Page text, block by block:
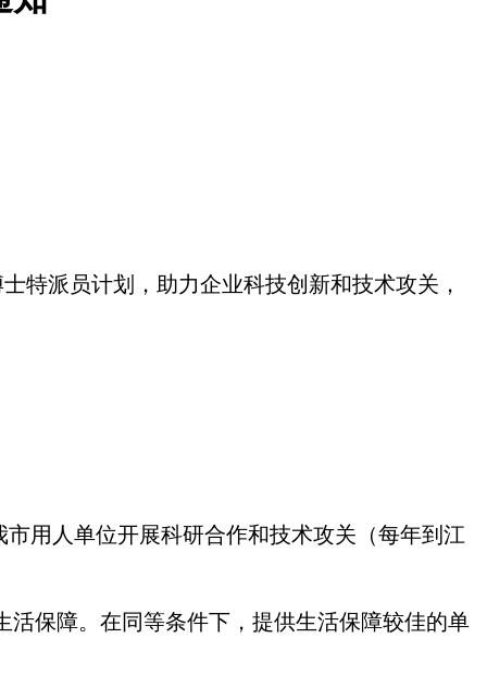
特派员计划，助力企业科技创新和技术攻关，
用人单位开展科研合作和技术攻关（每年到江
保障。在同等条件下，提供生活保障较佳的单